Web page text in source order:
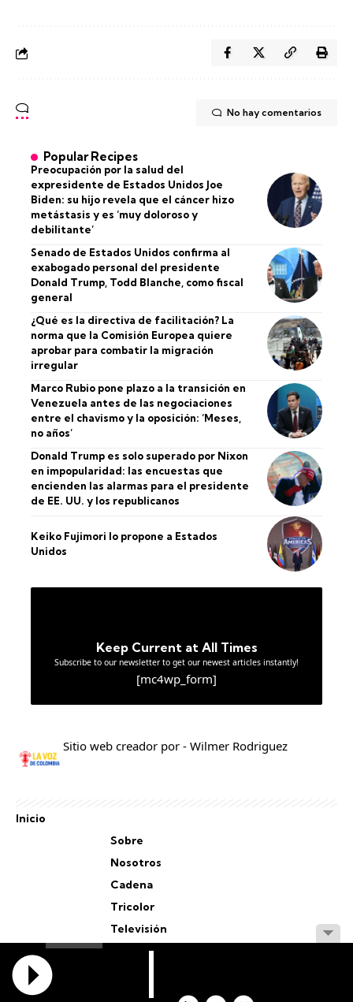
No hay comentarios
Popular Recipes
Preocupación por la salud del
expresidente de Estados Unidos Joe
Biden: su hijo revela que el cáncer hizo
metástasis y es ‘muy doloroso y
debilitante’
Senado de Estados Unidos confirma al
exabogado personal del presidente
Donald Trump, Todd Blanche, como fiscal
general
¿Qué es la directiva de facilitación? La
norma que la Comisión Europea quiere
aprobar para combatir la migración
irregular
Marco Rubio pone plazo a la transición en
Venezuela antes de las negociaciones
entre el chavismo y la oposición: ‘Meses,
no años’
Donald Trump es solo superado por Nixon
en impopularidad: las encuestas que
encienden las alarmas para el presidente
de EE. UU. y los republicanos
Keiko Fujimori lo propone a Estados
Unidos
Keep Current at All Times
Subscribe to our newsletter to get our newest articles instantly!
[mc4wp_form]
Sitio web creador por - Wilmer Rodriguez
Inicio
Sobre
Nosotros
Cadena
Tricolor
Televisión
Personal